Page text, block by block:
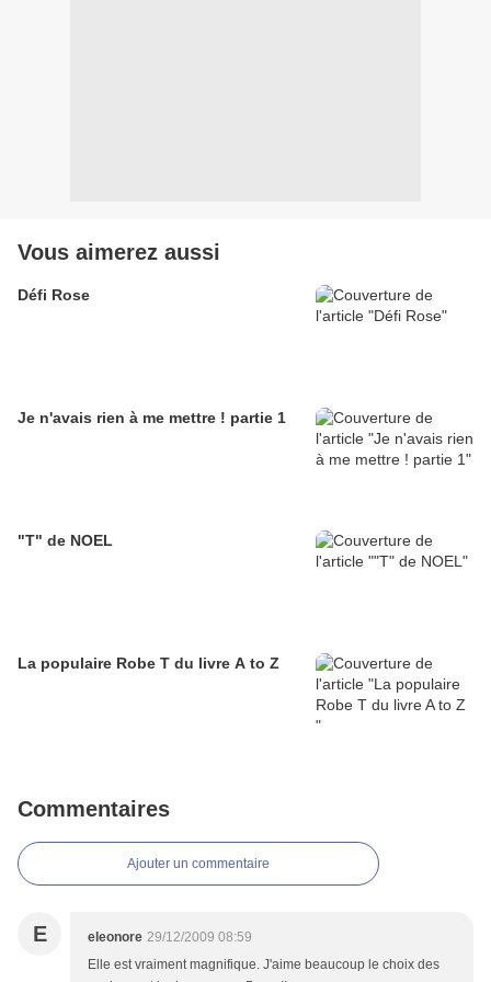
Vous aimerez aussi
Défi Rose
Je n'avais rien à me mettre ! partie 1
"T" de NOEL
La populaire Robe T du livre A to Z
Commentaires
Ajouter un commentaire
E eleonore 29/12/2009 08:59
Elle est vraiment magnifique. J'aime beaucoup le choix des